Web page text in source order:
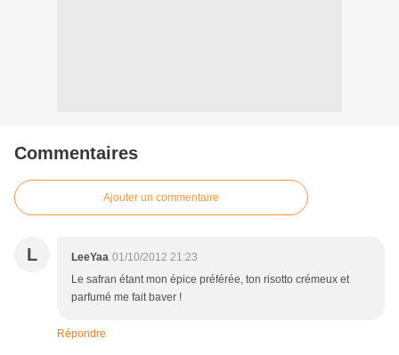
Commentaires
Ajouter un commentaire
L LeeYaa 01/10/2012 21:23
Le safran étant mon épice préférée, ton risotto crémeux et
parfumé me fait baver !
Répondre